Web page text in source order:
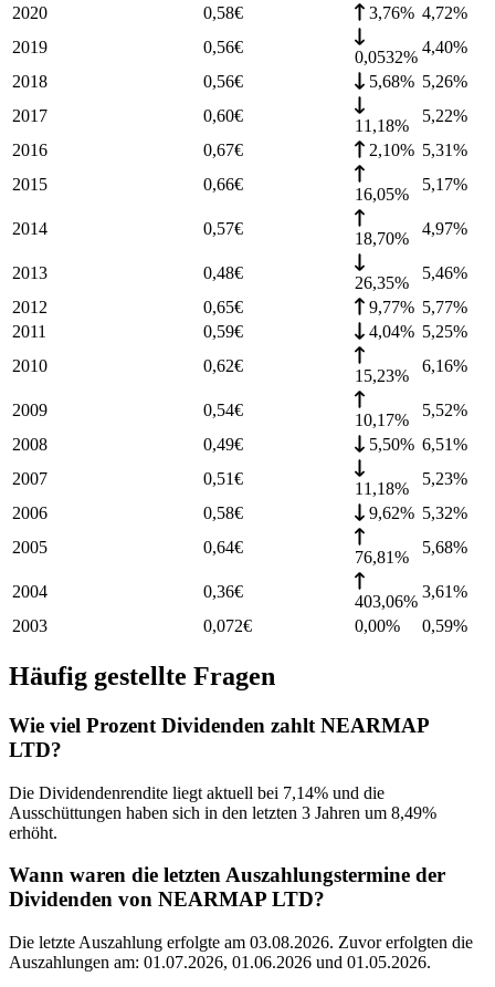
2020
0,58€ 3,76% 4,72%
2019
0,56€
0,0532%
4,40%
2018
0,56€ 5,68% 5,26%
2017
0,60€
11,18%
5,22%
2016
0,67€ 2,10% 5,31%
2015
0,66€
16,05%
5,17%
2014 0,57€
18,70%
4,97%
2013 0,48€
26,35%
5,46%
2012
0,65€ 9,77% 5,77%
2011
0,59€ 4,04% 5,25%
2010
0,62€
15,23%
6,16%
2009 0,54€
10,17%
5,52%
2008
0,49€ 5,50% 6,51%
2007
0,51€
11,18%
5,23%
2006
0,58€ 9,62% 5,32%
2005
0,64€
76,81%
5,68%
2004 0,36€
403,06%
3,61%
2003
0,072€ 0,00% 0,59%
Häufig gestellte Fragen
Wie viel Prozent Dividenden zahlt NEARMAP
LTD?
Die Dividendenrendite liegt aktuell bei 7,14% und die
Ausschüttungen haben sich in den letzten 3 Jahren um 8,49%
erhöht.
Wann waren die letzten Auszahlungstermine der
Dividenden von NEARMAP LTD?
Die letzte Auszahlung erfolgte am 03.08.2026. Zuvor erfolgten die
Auszahlungen am: 01.07.2026, 01.06.2026 und 01.05.2026.